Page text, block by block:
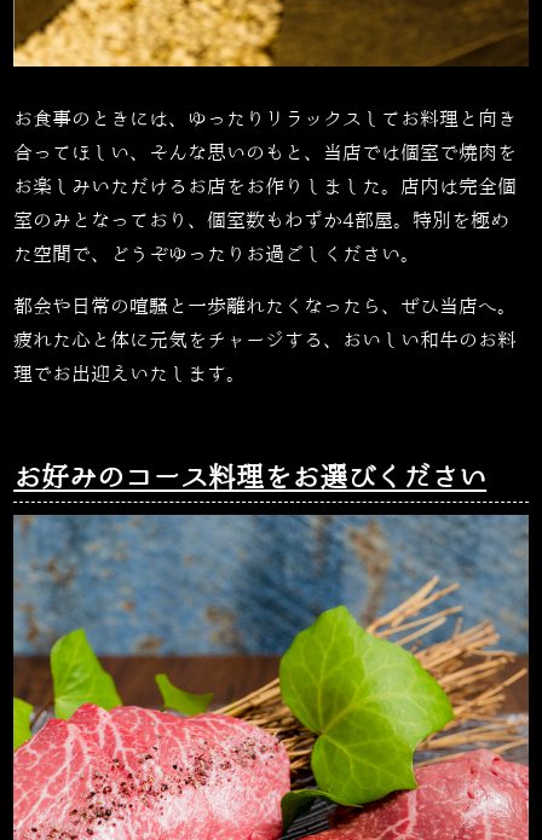
お食事のときには、ゆったりリラックスしてお料理と向き
合ってほしい、そんな思いのもと、当店では個室で焼肉を
お楽しみいただけるお店をお作りしました。店内は完全個
室のみとなっており、個室数もわずか4部屋。特別を極め
た空間で、どうぞゆったりお過ごしください。
都会や日常の喧騒と一歩離れたくなったら、ぜひ当店へ。
疲れた心と体に元気をチャージする、おいしい和牛のお料
理でお出迎えいたします。
お好みのコース料理をお選びください